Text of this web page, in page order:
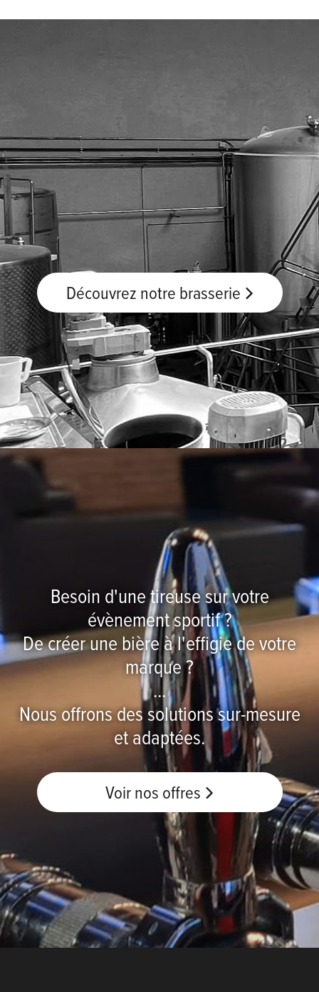
Découvrez notre brasserie
Besoin d'une tireuse sur votre
évènement sportif ?
De créer une bière à l'effigie de votre
marque ?
...
Nous offrons des solutions sur-mesure
et adaptées.
Voir nos offres